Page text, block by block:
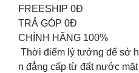
FREESHIP 0Đ
TRẢ GÓP 0Đ
CHÍNH HÃNG 100%
Thời điểm lý tưởng để sở
n đẳng cấp từ đất nước